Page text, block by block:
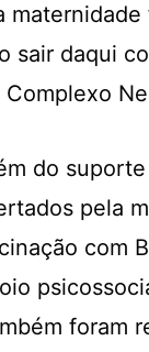
sair daqui
Complexo
do
pela
com
foram